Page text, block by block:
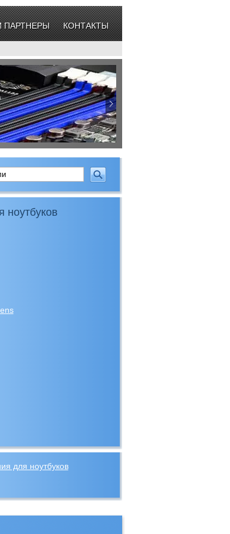
ПАРТНЕРЫ КОНТАКТЫ
ноутбуков
для ноутбуков